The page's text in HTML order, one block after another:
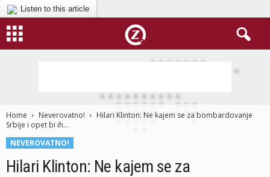
Listen to this article
Home Neverovatno!
Hilari Klinton: Ne kajem se za bombardovanje
Srbije i opet bi ih...
NEVEROVATNO!
Hilari Klinton: Ne kajem se za